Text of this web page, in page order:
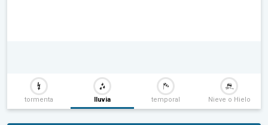
tormenta lluvia temporal Nieve o Hielo